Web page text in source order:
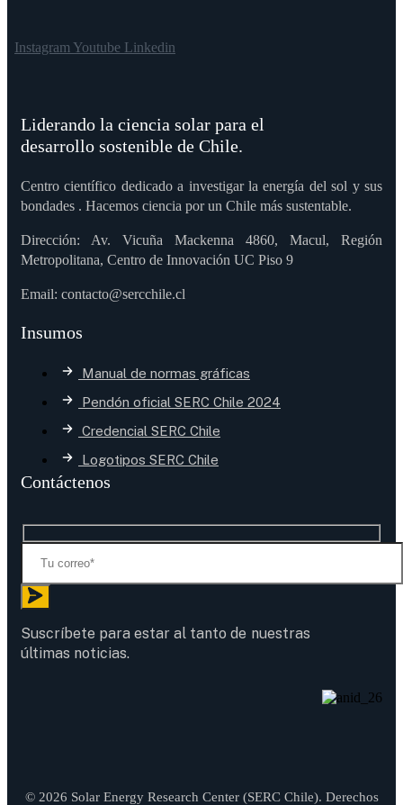
InstagramYoutube Linkedin
Liderando la ciencia solar para el
desarrollo sostenible de Chile.
Centro científico dedicado a investigar la energía del sol y sus
bondades . Hacemos ciencia por un Chile más sustentable.
Dirección: Av. Vicuña Mackenna 4860, Macul, Región
Metropolitana, Centro de Innovación UC Piso 9
Email: contacto@sercchile.cl
Insumos
Manual de normas gráficas
Pendón oficial SERC Chile 2024
Credencial SERC Chile
Logotipos SERC Chile
Contáctenos
Suscríbete para estar al tanto de nuestras
últimas noticias.
© 2026 Solar Energy Research Center (SERC Chile). Derechos